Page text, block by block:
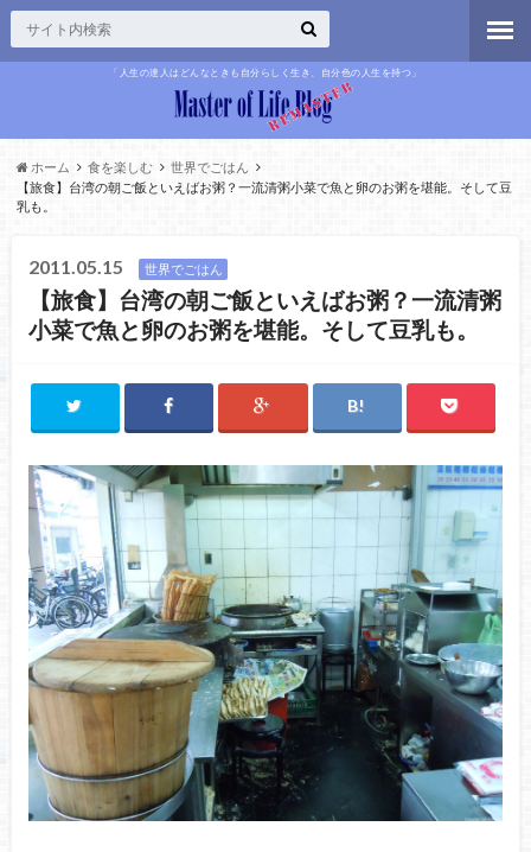
「人生の達人はどんなときも自分らしく生き、自分色の人生を持つ」
ホーム 食を楽しむ
世界でごはん
【旅食】台湾の朝ご飯といえばお粥？一流清粥小菜で魚と卵のお粥を堪能。そして豆
乳も。
2011.05.15 世界でごはん
【旅食】台湾の朝ご飯といえばお粥？一流清粥
小菜で魚と卵のお粥を堪能。そして豆乳も。